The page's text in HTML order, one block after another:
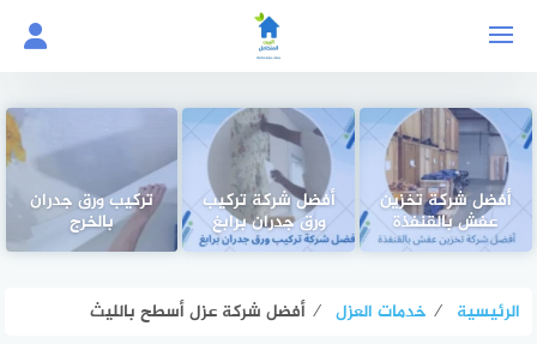
أفضل شركة تخزين
عفش بالقنفذة
أفضل شركة تركيب
ورق جدران برابغ
تركيب ورق جدران
بالخرج
الرئيسية ⁄ خدمات العزل ⁄ أفضل شركة عزل أسطح بالليث